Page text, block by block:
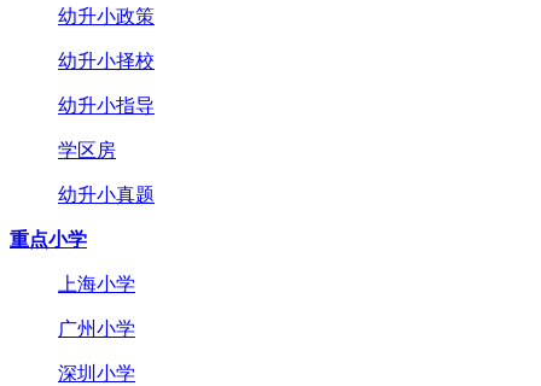
幼升小政策
幼升小择校
幼升小指导
学区房
幼升小真题
重点小学
上海小学
广州小学
深圳小学